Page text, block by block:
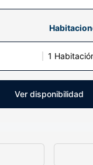
1
Ver disponibilidad